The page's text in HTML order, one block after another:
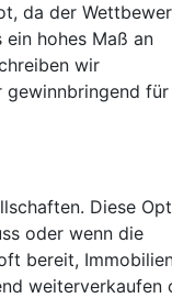
da der
hohes Maß an
wir
gewinnbringend für
Diese
oder wenn die
bereit,
weiterverkaufen